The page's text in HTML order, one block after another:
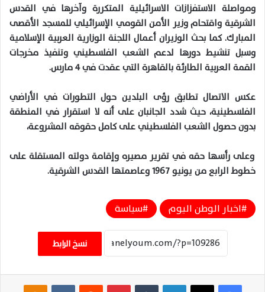
ومواصلة الاستفزازات الاسرائيلية المتكررة وآخرها في القدس
الشرقية واقتحام وزير الأمن القومي الإسرائيلي للمسجد الأقصى
المبارك. كما بحث الوزيران أعمال اللجنة الوزارية العربية الإسلامية
وسبل تنشيط دورها لدعم الشعب الفلسطيني وتنفيذ مخرجات
القمة العربية الطارئة بالقاهرة التي عقدت في ٤ مارس.
عكس الاتصال تطابق رؤى البلدين حول التطورات في الأراضي
الفلسطينية، حيث شدد الجانبان على أنه لا استقرار في المنطقة
بدون حصول الشعب الفلسطيني على كامل حقوقه المشروعة،
وعلى رأسها حقه في تقرير مصيره وإقامة دولته المستقلة على
خطوط الرابع من يونيو ١٩٦٧ وعاصمتها القدس الشرقية.
اخبار الوطن اليوم سياسة
نسخ الرابط
فيسبوك ‫X لينكدإن بينتيريست ‏VKontakte